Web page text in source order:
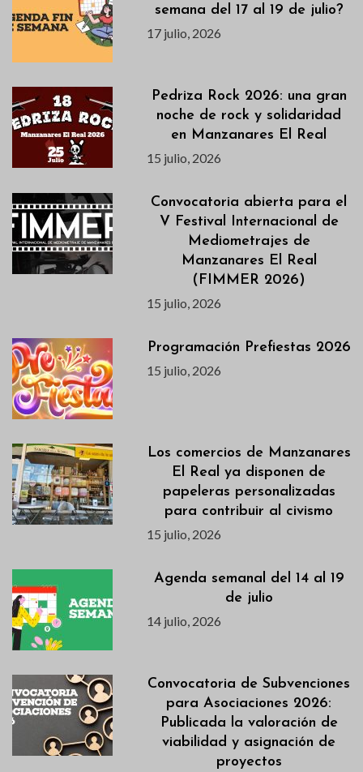
semana del 17 al 19 de julio?
17 julio, 2026
Pedriza Rock 2026: una gran
noche de rock y solidaridad
en Manzanares El Real
15 julio, 2026
Convocatoria abierta para el
V Festival Internacional de
Mediometrajes de
Manzanares El Real
(FIMMER 2026)
15 julio, 2026
Programación Prefiestas 2026
15 julio, 2026
Los comercios de Manzanares
El Real ya disponen de
papeleras personalizadas
para contribuir al civismo
15 julio, 2026
Agenda semanal del 14 al 19
de julio
14 julio, 2026
Convocatoria de Subvenciones
para Asociaciones 2026:
Publicada la valoración de
viabilidad y asignación de
proyectos